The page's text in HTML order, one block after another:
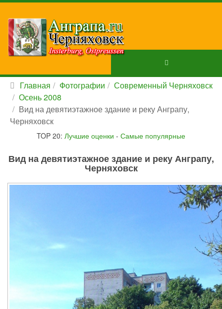
Главная Фотографии
Современный Черняховск
Осень 2008
Вид на девятиэтажное здание и реку Анграпу,
Черняховск
TOP 20: Лучшие оценки - Самые популярные
Вид на девятиэтажное здание и реку Анграпу,
Черняховск